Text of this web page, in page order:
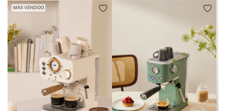
MÁS VENDIDO